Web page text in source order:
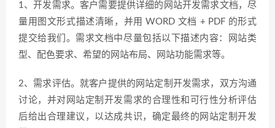
1、开发需求。客户需要提供详细的网站开发需求文档，尽
量用图文形式描述清晰，并用 WORD 文档 + PDF 的形式
提交给我们。需求文档中尽量包括以下描述内容：网站类
型、配色要求、希望的网站布局、网站功能需求等。
2、需求评估。就客户提供的网站定制开发需求，双方沟通
讨论，并对网站定制开发需求的合理性和可行性分析评估
后给出合理建议，以达成共识，确定最终的网站定制开发